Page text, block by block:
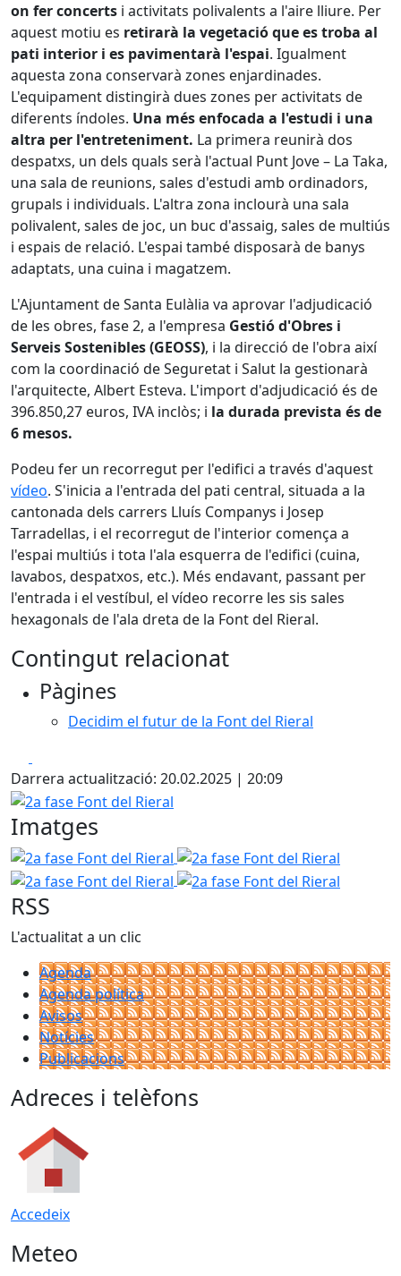
on fer concerts i activitats polivalents a l'aire lliure. Per
aquest motiu es retirarà la vegetació que es troba al
pati interior i es pavimentarà l'espai. Igualment
aquesta zona conservarà zones enjardinades.
L'equipament distingirà dues zones per activitats de
diferents índoles. Una més enfocada a l'estudi i una
altra per l'entreteniment. La primera reunirà dos
despatxs, un dels quals serà l'actual Punt Jove – La Taka,
una sala de reunions, sales d'estudi amb ordinadors,
grupals i individuals. L'altra zona inclourà una sala
polivalent, sales de joc, un buc d'assaig, sales de multiús
i espais de relació. L'espai també disposarà de banys
adaptats, una cuina i magatzem.
L'Ajuntament de Santa Eulàlia va aprovar l'adjudicació
de les obres, fase 2, a l'empresa Gestió d'Obres i
Serveis Sostenibles (GEOSS), i la direcció de l'obra així
com la coordinació de Seguretat i Salut la gestionarà
l'arquitecte, Albert Esteva. L'import d'adjudicació és de
396.850,27 euros, IVA inclòs; i la durada prevista és de
6 mesos.
Podeu fer un recorregut per l'edifici a través d'aquest
vídeo. S'inicia a l'entrada del pati central, situada a la
cantonada dels carrers Lluís Companys i Josep
Tarradellas, i el recorregut de l'interior comença a
l'espai multiús i tota l'ala esquerra de l'edifici (cuina,
lavabos, despatxos, etc.). Més endavant, passant per
l'entrada i el vestíbul, el vídeo recorre les sis sales
hexagonals de l'ala dreta de la Font del Rieral.
Contingut relacionat
Pàgines
Decidim el futur de la Font del Rieral
Darrera actualització: 20.02.2025 | 20:09
2a fase Font del Rieral
Imatges
2a fase Font del Rieral 2a fase Font del Rieral
2a fase Font del Rieral
RSS
L'actualitat a un clic
Agenda
Agenda política
Avisos
Notícies
Publicacions
Adreces i telèfons
Accedeix
Meteo